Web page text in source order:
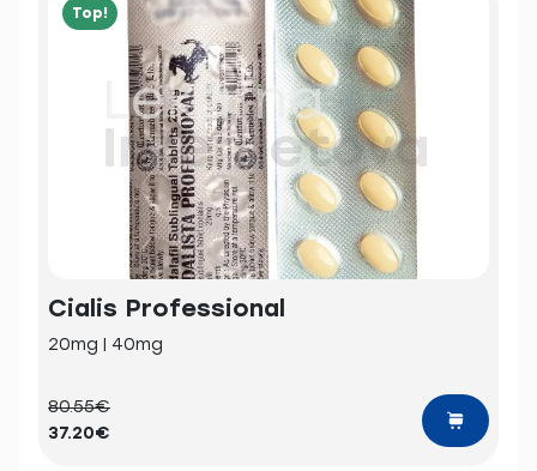
Top!
Cialis Professional
20mg | 40mg
80.55€
37.20€